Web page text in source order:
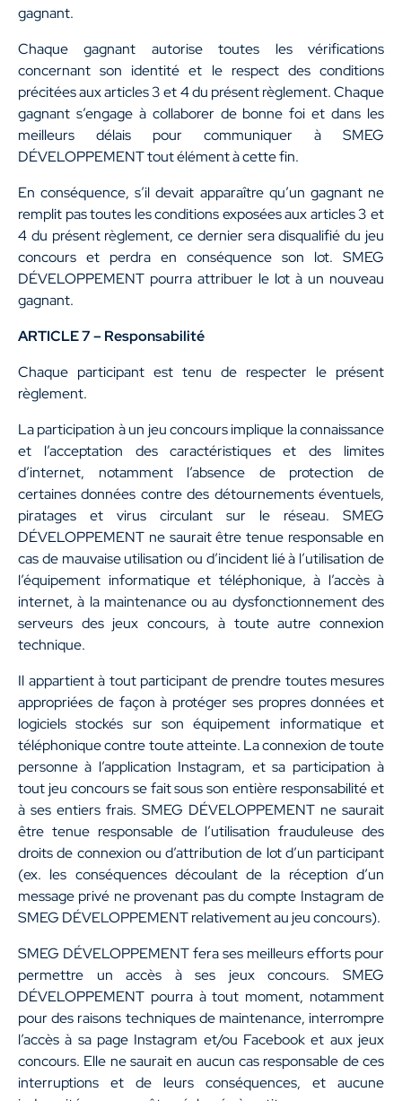
gagnant.
Chaque gagnant autorise toutes les vérifications
concernant son identité et le respect des conditions
précitées aux articles 3 et 4 du présent règlement. Chaque
gagnant s’engage à collaborer de bonne foi et dans les
meilleurs délais pour communiquer à SMEG
DÉVELOPPEMENT tout élément à cette fin.
En conséquence, s’il devait apparaître qu’un gagnant ne
remplit pas toutes les conditions exposées aux articles 3 et
4 du présent règlement, ce dernier sera disqualifié du jeu
concours et perdra en conséquence son lot. SMEG
DÉVELOPPEMENT pourra attribuer le lot à un nouveau
gagnant.
ARTICLE 7 – Responsabilité
Chaque participant est tenu de respecter le présent
règlement.
La participation à un jeu concours implique la connaissance
et l’acceptation des caractéristiques et des limites
d’internet, notamment l’absence de protection de
certaines données contre des détournements éventuels,
piratages et virus circulant sur le réseau. SMEG
DÉVELOPPEMENT ne saurait être tenue responsable en
cas de mauvaise utilisation ou d’incident lié à l’utilisation de
l’équipement informatique et téléphonique, à l’accès à
internet, à la maintenance ou au dysfonctionnement des
serveurs des jeux concours, à toute autre connexion
technique.
Il appartient à tout participant de prendre toutes mesures
appropriées de façon à protéger ses propres données et
logiciels stockés sur son équipement informatique et
téléphonique contre toute atteinte. La connexion de toute
personne à l’application Instagram, et sa participation à
tout jeu concours se fait sous son entière responsabilité et
à ses entiers frais. SMEG DÉVELOPPEMENT ne saurait
être tenue responsable de l’utilisation frauduleuse des
droits de connexion ou d’attribution de lot d’un participant
(ex. les conséquences découlant de la réception d’un
message privé ne provenant pas du compte Instagram de
SMEG DÉVELOPPEMENT relativement au jeu concours).
SMEG DÉVELOPPEMENT fera ses meilleurs efforts pour
permettre un accès à ses jeux concours. SMEG
DÉVELOPPEMENT pourra à tout moment, notamment
pour des raisons techniques de maintenance, interrompre
l’accès à sa page Instagram et/ou Facebook et aux jeux
concours. Elle ne saurait en aucun cas responsable de ces
interruptions et de leurs conséquences, et aucune